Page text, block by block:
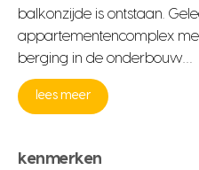
balkonzijde is ontstaan.
appartementencomplex
berging in de onderbouw…
lees meer
kenmerken